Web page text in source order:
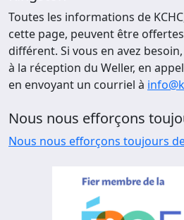
Toutes les informations de
cette page, peuvent être
différent. Si vous en avez
à la réception du Weller, en
en envoyant un courriel à
Nous nous efforçons
Nous nous efforçons toujours